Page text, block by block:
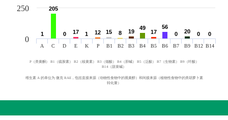
1
1
205
205
0
0 17
17 1
1 12
12 15
15 8
8 19
19
49
49
17
17
56
56
0
0 20
20 0
0 0
0
A C D E K P B1 B2 B3 B4 B5 B6 B7 B9 B12 B14
0
250
P（类黄酮） B1（硫胺素） B2（核黄素） B3（烟酸） B4（胆碱） B5（泛酸） B7（生物素） B9（叶酸）
B14（甜菜碱）
维生素 A 的单位为 微克 RAE，包括直接来源（动物性食物中的视黄醇）和间接来源（植物性食物中的类胡萝卜素
转化量）